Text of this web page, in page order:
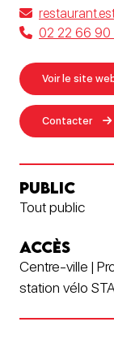
02 22 66 90
Voir le site
Contacter
PUBLIC
Tout public
ACCÈS
Centre-ville |
station vélo